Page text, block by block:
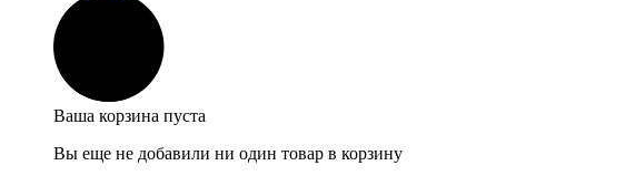
Ваша корзина пуста
Вы еще не добавили ни один товар в корзину